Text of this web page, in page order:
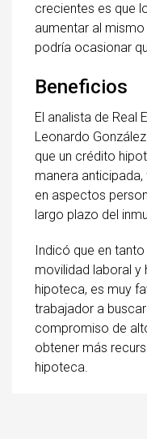
crecientes es que
aumentar al
podría ocasionar
Beneficios
El analista de Real
Leonardo
que un crédito
manera
en aspectos
largo plazo del
Indicó que en
movilidad laboral y
hipoteca, es muy
trabajador a
compromiso de
obtener más
hipoteca.